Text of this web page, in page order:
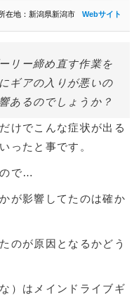
Webサイト
在地：新潟県新潟市
リー締め直す作業を
ギアの入りが悪いの
あるのでしょうか？
けでこんな症状が出る
ったと事です。
で…
が影響してたのは確か
のが原因となるかどう
）はメインドライブギ